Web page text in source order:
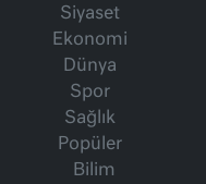
Siyaset
Ekonomi
Dünya
Spor
Sağlık
Popüler
Bilim